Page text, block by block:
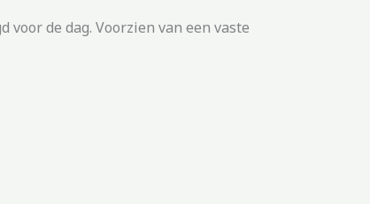
de dag. Voorzien van een vaste